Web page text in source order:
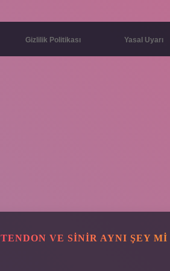
Gizlilik Politikası Yasal Uyarı
TENDON VE SINIR AYNI ŞEY MI